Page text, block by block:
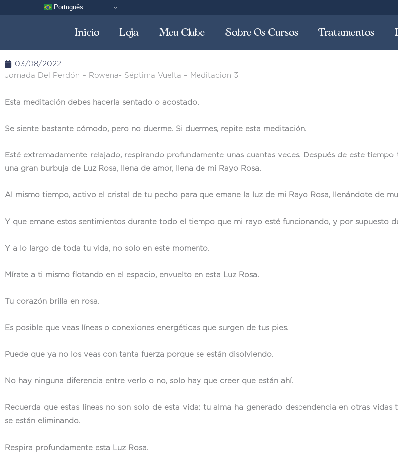
Português
Inicio Loja Meu Clube Sobre Os Cursos Tratamentos
03/08/2022
Jornada Del Perdón – Rowena- Séptima Vuelta – Meditacion 3
Esta meditación debes hacerla sentado o acostado.
Se siente bastante cómodo, pero no duerme. Si duermes, repite esta meditación.
Esté extremadamente relajado, respirando profundamente unas cuantas veces. Después de este
una gran burbuja de Luz Rosa, llena de amor, llena de mi Rayo Rosa.
Al mismo tiempo, activo el cristal de tu pecho para que emane la luz de mi Rayo Rosa, llenándote de
Y que emane estos sentimientos durante todo el tiempo que mi rayo esté funcionando, y por supuesto
Y a lo largo de toda tu vida, no solo en este momento.
Mírate a ti mismo flotando en el espacio, envuelto en esta Luz Rosa.
Tu corazón brilla en rosa.
Es posible que veas líneas o conexiones energéticas que surgen de tus pies.
Puede que ya no los veas con tanta fuerza porque se están disolviendo.
No hay ninguna diferencia entre verlo o no, solo hay que creer que están ahí.
Recuerda que estas líneas no son solo de esta vida; tu alma ha generado descendencia en otras vidas
se están eliminando.
Respira profundamente esta Luz Rosa.